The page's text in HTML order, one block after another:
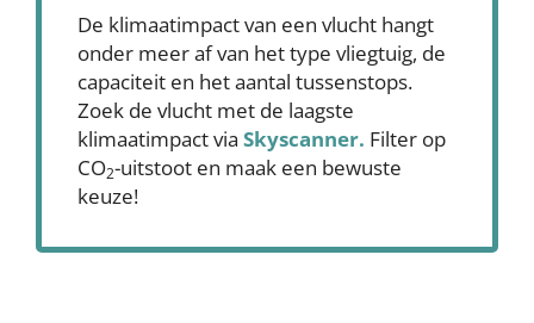
De klimaatimpact van een vlucht hangt
onder meer af van het type vliegtuig, de
capaciteit en het aantal tussenstops.
Zoek de vlucht met de laagste
klimaatimpact via Skyscanner. Filter op
CO2-uitstoot en maak een bewuste
keuze!